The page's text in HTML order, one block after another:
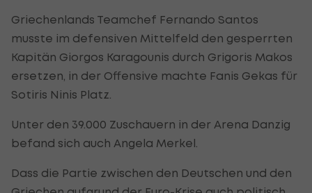
Griechenlands Teamchef Fernando Santos
musste im defensiven Mittelfeld den gesperrten
Kapitän Giorgos Karagounis durch Grigoris Makos
ersetzen, in der Offensive machte Fanis Gekas für
Sotiris Ninis Platz.
Unter den 39.000 Zuschauern in der Arena Danzig
befand sich auch Angela Merkel.
Dass die Partie zwischen den Deutschen und den